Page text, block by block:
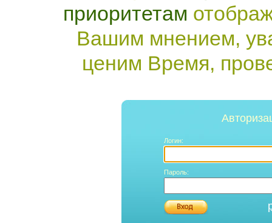
приоритетам
Вашим мнением,
ценим Время,
Логин:
Пароль: